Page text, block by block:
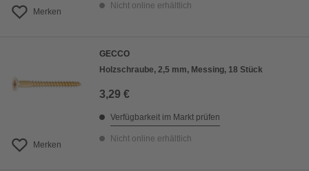
Merken
Nicht online erhältlich
Merken
GECCO
Holzschraube, 2,5 mm, Messing, 18 Stück
3,29 €
Verfügbarkeit im Markt prüfen
Nicht online erhältlich